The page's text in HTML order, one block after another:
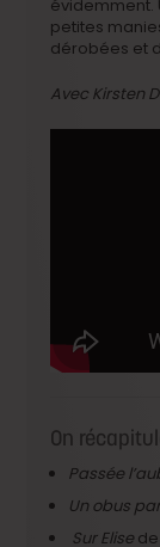
évidemment.
petites
dérobées et
Avec Kirsten
On
Passée
Un obus
Sur Elise